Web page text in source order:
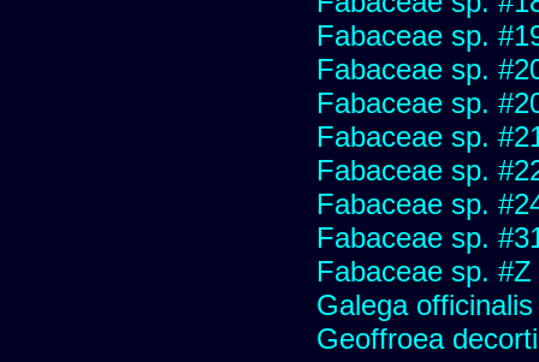
Fabaceae sp.
Fabaceae sp.
Fabaceae sp.
Fabaceae sp.
Fabaceae sp.
Fabaceae sp.
Fabaceae sp.
Fabaceae sp. #Z
Galega
Geoffroea